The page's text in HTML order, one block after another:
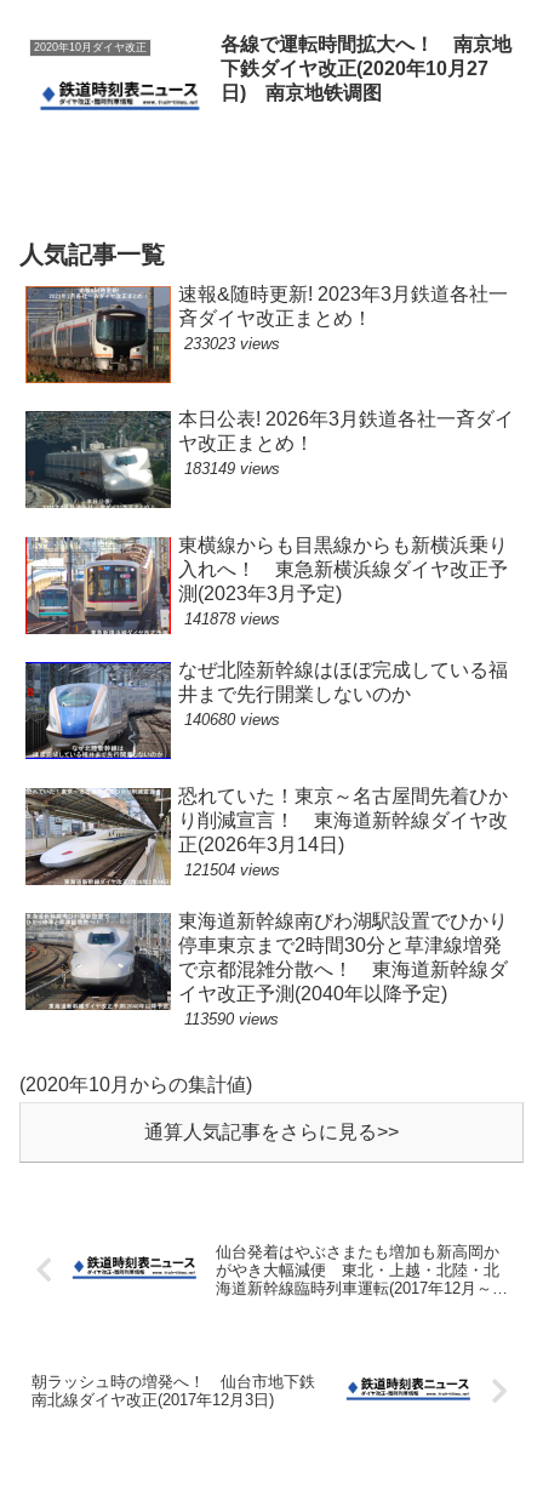
2020年10月ダイヤ改正
各線で運転時間拡大へ！ 南京地
下鉄ダイヤ改正(2020年10月27
日) 南京地铁调图
人気記事一覧
速報&随時更新! 2023年3月鉄道各社一
斉ダイヤ改正まとめ！
233023 views
本日公表! 2026年3月鉄道各社一斉ダイ
ヤ改正まとめ！
183149 views
東横線からも目黒線からも新横浜乗り
入れへ！ 東急新横浜線ダイヤ改正予
測(2023年3月予定)
141878 views
なぜ北陸新幹線はほぼ完成している福
井まで先行開業しないのか
140680 views
恐れていた！東京～名古屋間先着ひか
り削減宣言！ 東海道新幹線ダイヤ改
正(2026年3月14日)
121504 views
東海道新幹線南びわ湖駅設置でひかり
停車東京まで2時間30分と草津線増発
で京都混雑分散へ！ 東海道新幹線ダ
イヤ改正予測(2040年以降予定)
113590 views
(2020年10月からの集計値)
通算人気記事をさらに見る>>
仙台発着はやぶさまたも増加も新高岡か
がやき大幅減便 東北・上越・北陸・北
海道新幹線臨時列車運転(2017年12月～2
朝ラッシュ時の増発へ！ 仙台市地下鉄
南北線ダイヤ改正(2017年12月3日)